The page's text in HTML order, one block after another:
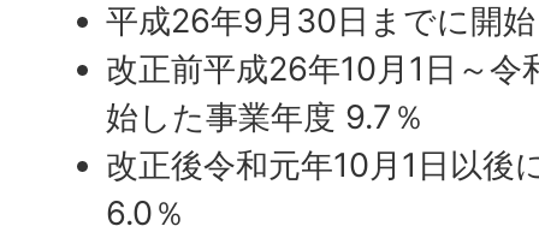
平成26年9月30日までに開
改正前平成26年10月1日～
始した事業年度 9.7％
改正後令和元年10月1日以後
6.0％